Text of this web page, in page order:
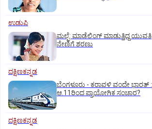
ಉಡುಪಿ
ಮಲ್ಪೆ: ಮಾಡೆಲಿಂಗ್ ಮಾಡುತ್ತಿದ್ದ ಯುವತಿ
ನೇಣಿಗೆ ಶರಣು
ದಕ್ಷಿಣಕನ್ನಡ
ಬೆಂಗಳೂರು - ಕರಾವಳಿ ವಂದೇ ಭಾರತ್‌ :
ಆ.11ರಿಂದ ಪ್ರಾಯೋಗಿಕ ಸಂಚಾರ?
ದಕ್ಷಿಣಕನ್ನಡ